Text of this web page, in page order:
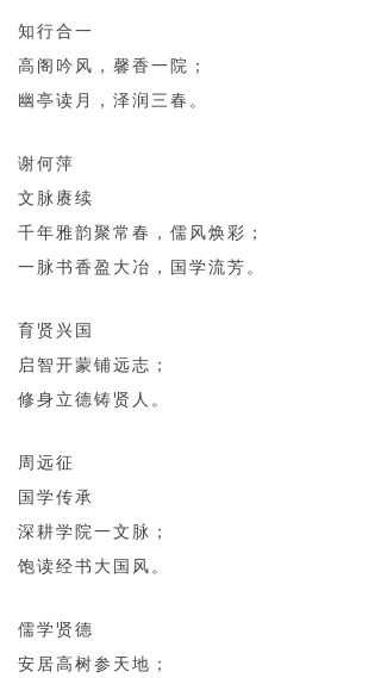
知行合一
高阁吟风，馨香一院；
幽亭读月，泽润三春。
谢何萍
文脉赓续
千年雅韵聚常春，儒风焕彩；
一脉书香盈大冶，国学流芳。
育贤兴国
启智开蒙铺远志；
修身立德铸贤人。
周远征
国学传承
深耕学院一文脉；
饱读经书大国风。
儒学贤德
安居高树参天地；